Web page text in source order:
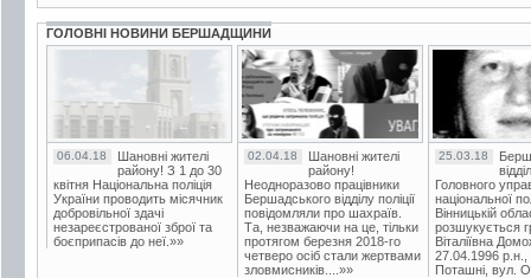
ГОЛОВНІ НОВИНИ БЕРШАДЩИНИ
06.04.18
Шановні жителі
району! З 1 до 30
квітня Національна поліція
України проводить місячник
добровільної здачі
незареєстрованої зброї та
боєприпасів до неї.»»
02.04.18
Шановні жителі
району!
Неодноразово працівники
Бершадського відділу поліції
повідомляли про шахраїв.
Та, незважаючи на це, тільки
протягом березня 2018-го
четверо осіб стали жертвами
зловмисників....»»
25.03.18
Головного
національної
Вінницькій
розшукується
Віталіївна
27.04.1996 р.н.,
Поташні, вул.